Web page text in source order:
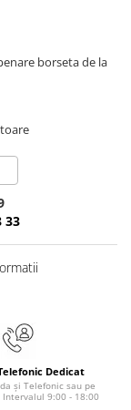
borseta de la
33
Dedicat
și Telefonic sau pe
Intervalul 9:00 - 18:00